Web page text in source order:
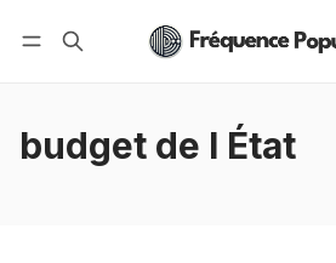
Nous soutenir
budget de l État